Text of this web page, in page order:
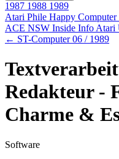
1987 1988 1989
Atari Phile Happy Computer
ACE NSW Inside Info Atari
← ST-Computer 06 / 1989
Redakteur -
Charme &
Software